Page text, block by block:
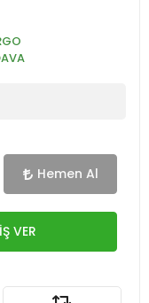
Hemen Al
VER